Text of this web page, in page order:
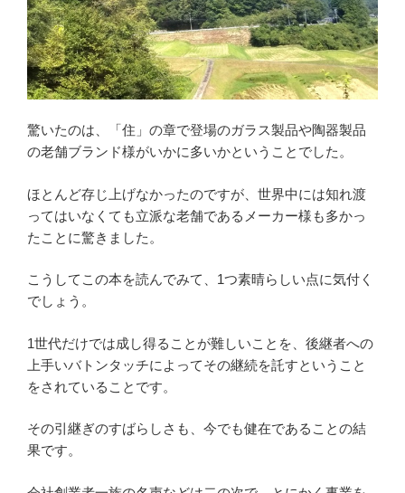
驚いたのは、「住」の章で登場のガラス製品や陶器製品
の老舗ブランド様がいかに多いかということでした。
ほとんど存じ上げなかったのですが、世界中には知れ渡
ってはいなくても立派な老舗であるメーカー様も多かっ
たことに驚きました。
こうしてこの本を読んでみて、1つ素晴らしい点に気付く
でしょう。
1世代だけでは成し得ることが難しいことを、後継者への
上手いバトンタッチによってその継続を託すということ
をされていることです。
その引継ぎのすばらしさも、今でも健在であることの結
果です。